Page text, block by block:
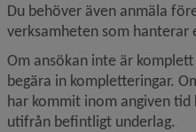
Du behöver även anmäla
verksamheten som hanterar
Om ansökan inte är
begära in kompletteringar.
har kommit inom angiven
utifrån befintligt underlag.